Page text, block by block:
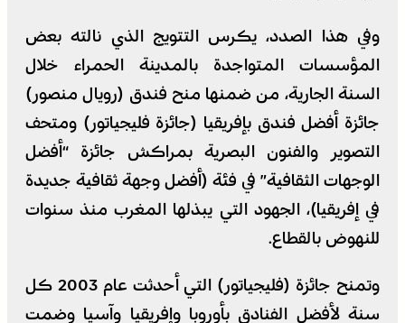
وفي هذا الصدد، يكرس التتويج الذي نالته بعض
المؤسسات المتواجدة بالمدينة الحمراء خلال
السنة الجارية، من ضمنها منح فندق (رويال منصور)
جائزة أفضل فندق بإفريقيا (جائزة فليجياتور) ومتحف
التصوير والفنون البصرية بمراكش جائزة “أفضل
الوجهات الثقافية” في فئة (أفضل وجهة ثقافية جديدة
في إفريقيا)، الجهود التي يبذلها المغرب منذ سنوات
للنهوض بالقطاع.
وتمنح جائزة (فليجياتور) التي أحدثت عام 2003 كل
سنة لأفضل الفنادق بأوروبا وإفريقيا وآسيا وضمت